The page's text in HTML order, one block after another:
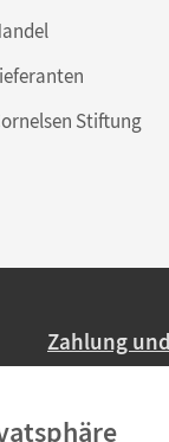
Stiftung
Zahlung